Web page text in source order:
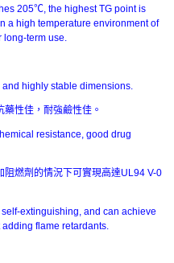
205℃, the highest TG point is
a high temperature environment of
long-term use.
highly stable dimensions.
性佳，耐強鹼性佳。
resistance, good drug
燃劑的情況下可實現高達UL94 V-0
extinguishing, and can achieve
flame retardants.